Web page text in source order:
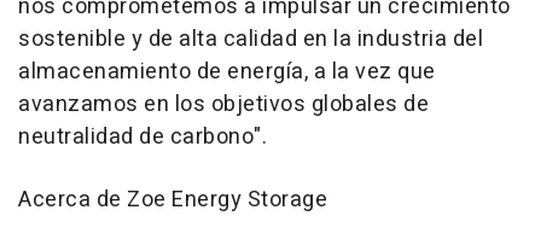
nos comprometemos a impulsar un crecimiento
sostenible y de alta calidad en la industria del
almacenamiento de energía, a la vez que
avanzamos en los objetivos globales de
neutralidad de carbono".
Acerca de Zoe Energy Storage